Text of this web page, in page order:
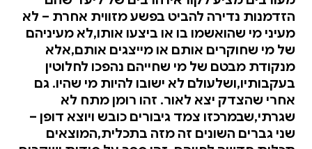
הזדמנות נדירה להביט בפשע מזווית אחרת – לא
מעיני מי שהואשמו בו או ביצעו אותו,לא מעיניהם
של מי שחוקרים אותם או מייצגים אותם,אלא
מנקודת מבטם של מי שחייהם נהפכו לחלוטין
בעקבותיו,ושלעולם לא ישובו להיות מי שהיו. גם
אחרי שהצדק יצא לאור. זהו רומן מתח לא
שגרתי,שבמרכזו צמד גיבורים כובש ויוצא דופן –
שני גברים השונים זה מזה בתכלית,המוצאים